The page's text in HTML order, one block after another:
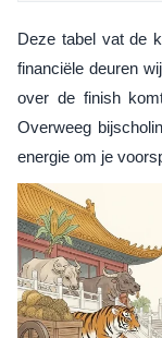
Deze tabel vat de
financiële deuren
over de finish
Overweeg
energie om je